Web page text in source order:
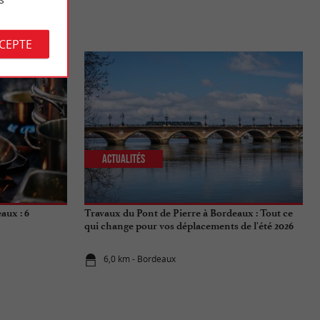
: 6
Travaux du Pont de Pierre à Bordeaux : Tout ce
qui change pour vos déplacements de l'été 2026
6,0 km - Bordeaux
Actualités